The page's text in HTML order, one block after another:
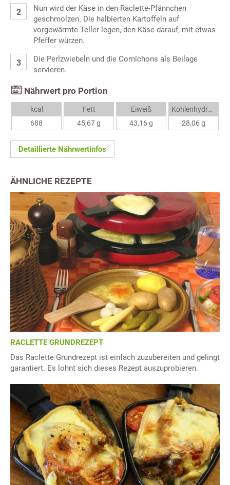
Nun wird der Käse in den Raclette-Pfännchen
geschmolzen. Die halbierten Kartoffeln auf
vorgewärmte Teller legen, den Käse darauf, mit etwas
Pfeffer würzen.
Die Perlzwiebeln und die Cornichons als Beilage
servieren.
Nährwert pro Portion
kcal
688
Fett
45,67 g
Eiweiß
43,16 g
Kohlenhydrate
28,06 g
Detaillierte Nährwertinfos
ÄHNLICHE REZEPTE
RACLETTE GRUNDREZEPT
Das Raclette Grundrezept ist einfach zuzubereiten und gelingt
garantiert. Es lohnt sich dieses Rezept auszuprobieren.